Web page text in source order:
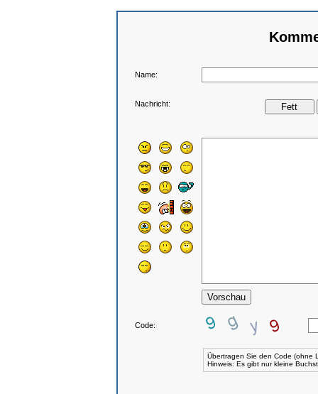
Name:
Nachricht:
Code:
Übertragen Sie den Code (ohne
Hinweis: Es gibt nur kleine